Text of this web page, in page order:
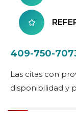
409-750-
Las citas con
disponibilidad y